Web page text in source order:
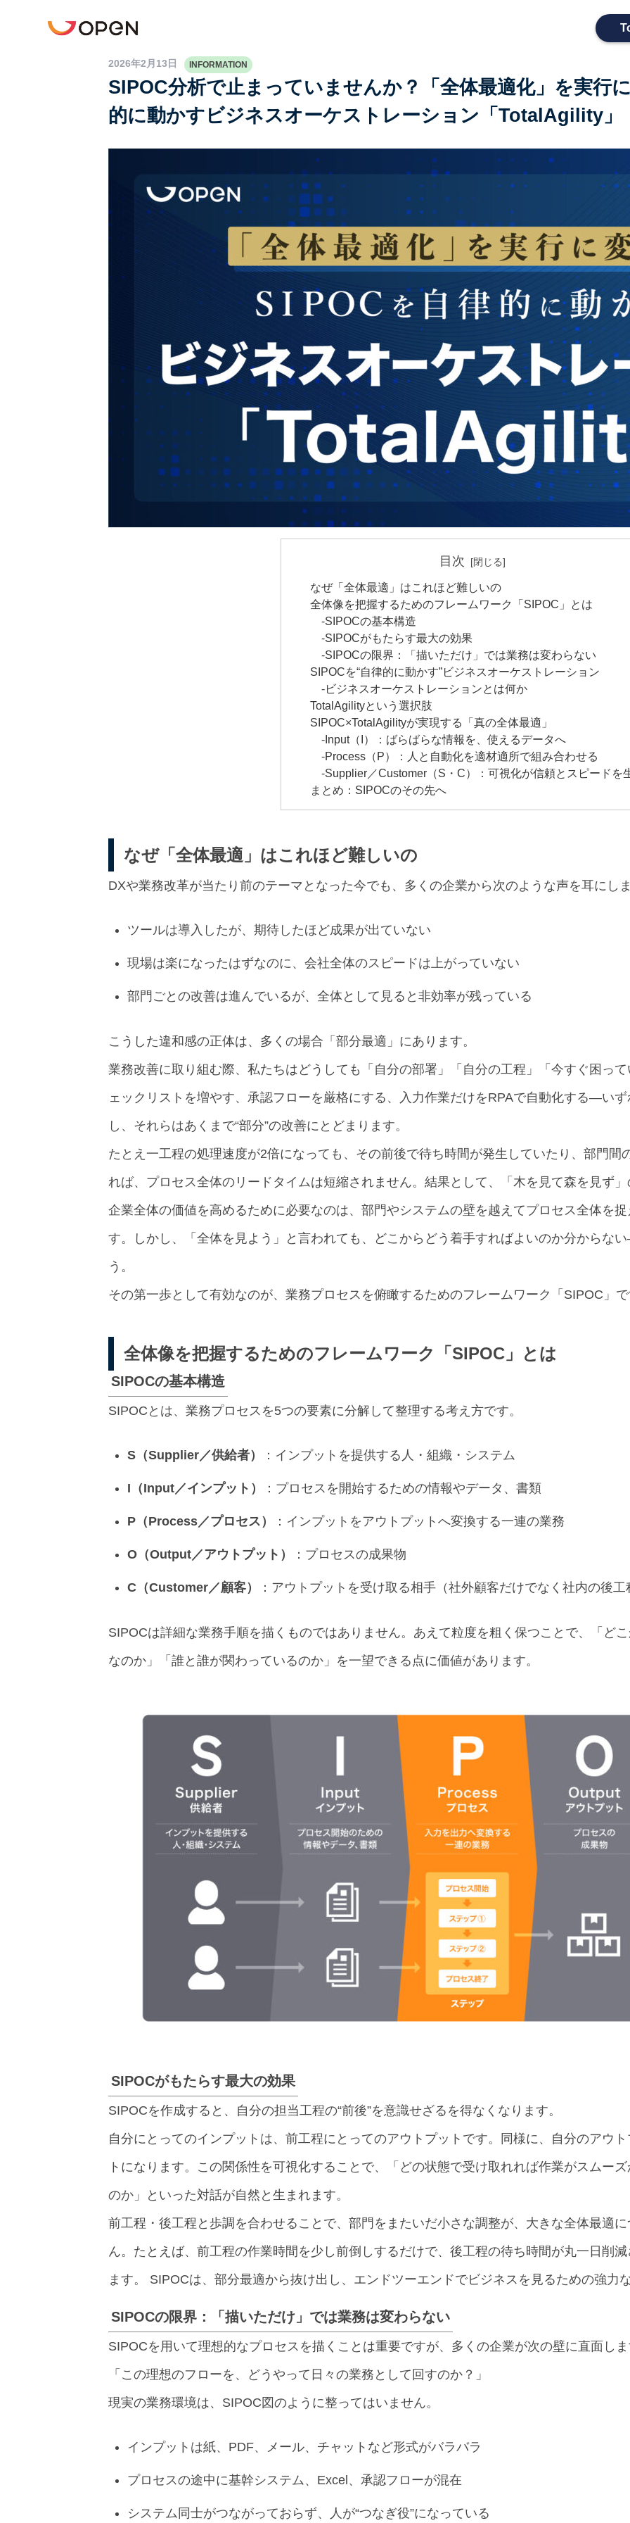
TotalAgilityとは
2026年2月13日 INFORMATION
SIPOC分析で止まっていませんか？「全体最適化」を実行
的に動かすビジネスオーケストレーション「TotalAgility」
目次
なぜ「全体最適」はこれほど難しいの
全体像を把握するためのフレームワーク「SIPOC」とは
SIPOCの基本構造
SIPOCがもたらす最大の効果
SIPOCの限界：「描いただけ」では業務は変わらない
SIPOCを“自律的に動かす”ビジネスオーケストレーション
ビジネスオーケストレーションとは何か
TotalAgilityという選択肢
SIPOC×TotalAgilityが実現する「真の全体最適」
Input（I）：ばらばらな情報を、使えるデータへ
Process（P）：人と自動化を適材適所で組み合わせる
Supplier／Customer（S・C）：可視化が信頼とスピードを
まとめ：SIPOCのその先へ
なぜ「全体最適」はこれほど難しいの
DXや業務改革が当たり前のテーマとなった今でも、多くの企業から次のような声を耳にし
ツールは導入したが、期待したほど成果が出ていない
現場は楽になったはずなのに、会社全体のスピードは上がっていない
部門ごとの改善は進んでいるが、全体として見ると非効率が残っている
こうした違和感の正体は、多くの場合「部分最適」にあります。
業務改善に取り組む際、私たちはどうしても「自分の部署」「自分の工程」「今すぐ困っ
ェックリストを増やす、承認フローを厳格にする、入力作業だけをRPAで自動化する―い
し、それらはあくまで“部分”の改善にとどまります。
たとえ一工程の処理速度が2倍になっても、その前後で待ち時間が発生していたり、部門間
れば、プロセス全体のリードタイムは短縮されません。結果として、「木を見て森を見ず
企業全体の価値を高めるために必要なのは、部門やシステムの壁を越えてプロセス全体を
す。しかし、「全体を見よう」と言われても、どこからどう着手すればよいのか分からな
う。
その第一歩として有効なのが、業務プロセスを俯瞰するためのフレームワーク「SIPOC」
全体像を把握するためのフレームワーク「SIPOC」とは
SIPOCの基本構造
SIPOCとは、業務プロセスを5つの要素に分解して整理する考え方です。
S（Supplier／供給者） ：インプットを提供する人・組織・システム
I（Input／インプット） ：プロセスを開始するための情報やデータ、書類
P（Process／プロセス） ：インプットをアウトプットへ変換する一連の業務
O（Output／アウトプット） ：プロセスの成果物
C（Customer／顧客） ：アウトプットを受け取る相手（社外顧客だけでなく社内の後工
SIPOCは詳細な業務手順を描くものではありません。あえて粒度を粗く保つことで、「ど
なのか」「誰と誰が関わっているのか」を一望できる点に価値があります。
SIPOCがもたらす最大の効果
SIPOCを作成すると、自分の担当工程の“前後”を意識せざるを得なくなります。
自分にとってのインプットは、前工程にとってのアウトプットです。同様に、自分のアウ
トになります。この関係性を可視化することで、「どの状態で受け取れれば作業がスムー
のか」といった対話が自然と生まれます。
前工程・後工程と歩調を合わせることで、部門をまたいだ小さな調整が、大きな全体最適
ん。たとえば、前工程の作業時間を少し前倒しするだけで、後工程の待ち時間が丸一日削
ます。 SIPOCは、部分最適から抜け出し、エンドツーエンドでビジネスを見るための強力
SIPOCの限界：「描いただけ」では業務は変わらない
SIPOCを用いて理想的なプロセスを描くことは重要ですが、多くの企業が次の壁に直面し
「この理想のフローを、どうやって日々の業務として回すのか？」
現実の業務環境は、SIPOC図のように整ってはいません。
インプットは紙、PDF、メール、チャットなど形式がバラバラ
プロセスの途中に基幹システム、Excel、承認フローが混在
システム同士がつながっておらず、人が“つなぎ役”になっている